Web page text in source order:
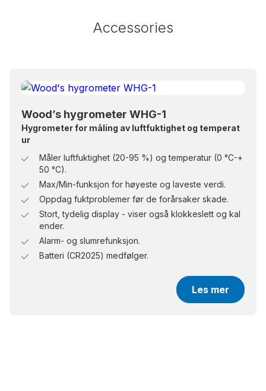
Accessories
Wood’s hygrometer WHG-1
Hygrometer for måling av luftfuktighet og temperat
ur
Måler luftfuktighet (20-95 %) og temperatur (0 °C-+
50 °C).
Max/Min-funksjon for høyeste og laveste verdi.
Oppdag fuktproblemer før de forårsaker skade.
Stort, tydelig display - viser også klokkeslett og kal
ender.
Alarm- og slumrefunksjon.
Batteri (CR2025) medfølger.
Les mer